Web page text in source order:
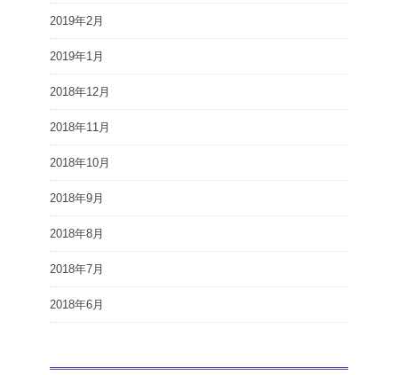
2019年2月
2019年1月
2018年12月
2018年11月
2018年10月
2018年9月
2018年8月
2018年7月
2018年6月